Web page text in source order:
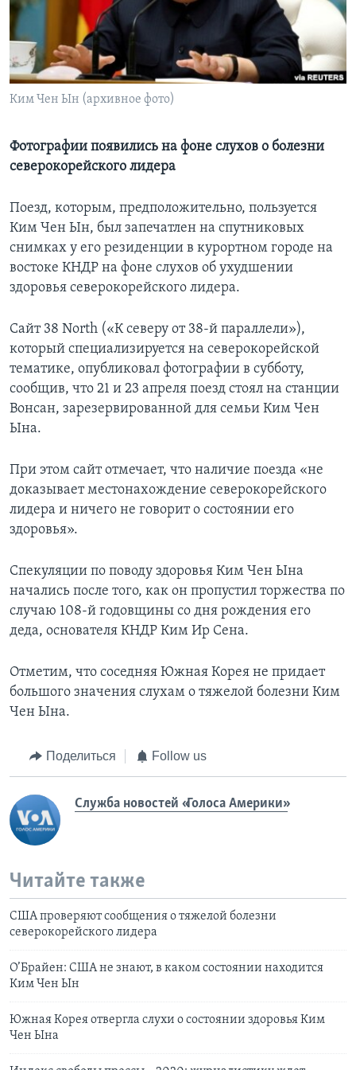
Learning English
СОЦИАЛЬНЫЕ СЕТИ
Языки
Ким Чен Ын (архивное фото)
Фотографии появились на фоне слухов о болезни
северокорейского лидера
Поезд, которым, предположительно, пользуется
Ким Чен Ын, был запечатлен на спутниковых
снимках у его резиденции в курортном городе на
востоке КНДР на фоне слухов об ухудшении
здоровья северокорейского лидера.
Сайт 38 North («К северу от 38-й параллели»),
который специализируется на северокорейской
тематике, опубликовал фотографии в субботу,
сообщив, что 21 и 23 апреля поезд стоял на станции
Вонсан, зарезервированной для семьи Ким Чен
Ына.
При этом сайт отмечает, что наличие поезда «не
доказывает местонахождение северокорейского
лидера и ничего не говорит о состоянии его
здоровья».
Спекуляции по поводу здоровья Ким Чен Ына
начались после того, как он пропустил торжества по
случаю 108-й годовщины со дня рождения его
деда, основателя КНДР Ким Ир Сена.
Отметим, что соседняя Южная Корея не придает
большого значения слухам о тяжелой болезни Ким
Чен Ына.
Поделиться Follow us
Служба новостей «Голоса Америки»
Читайте также
США проверяют сообщения о тяжелой болезни
северокорейского лидера
О’Брайен: США не знают, в каком состоянии находится
Ким Чен Ын
Южная Корея отвергла слухи о состоянии здоровья Ким
Чен Ына